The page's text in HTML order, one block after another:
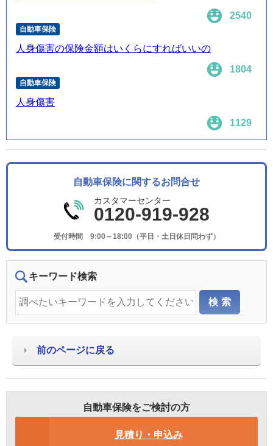
2540
自動車保険
人身傷害の保険金額はいくらにすればいいの
1804
自動車保険
人身傷害
1129
自動車保険に関するお問合せ
カスタマーセンター
0120-919-928
受付時間 9:00～18:00（平日・土日休日問わず）
キーワード検索
前のページに戻る
自動車保険をご検討の方
見積り・申込み